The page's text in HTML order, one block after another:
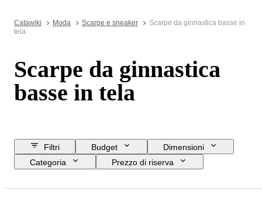
Catawiki Moda Scarpe e sneaker
Scarpe da ginnastica basse in
tela
Scarpe da ginnastica
basse in tela
Filtri Budget
Dimensioni
Categoria
Prezzo di riserva